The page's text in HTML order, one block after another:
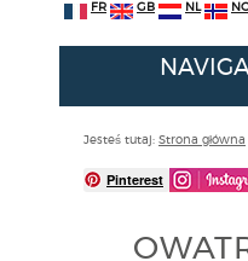
FR GB NL
Jesteś tutaj: Strona główna
Pinterest